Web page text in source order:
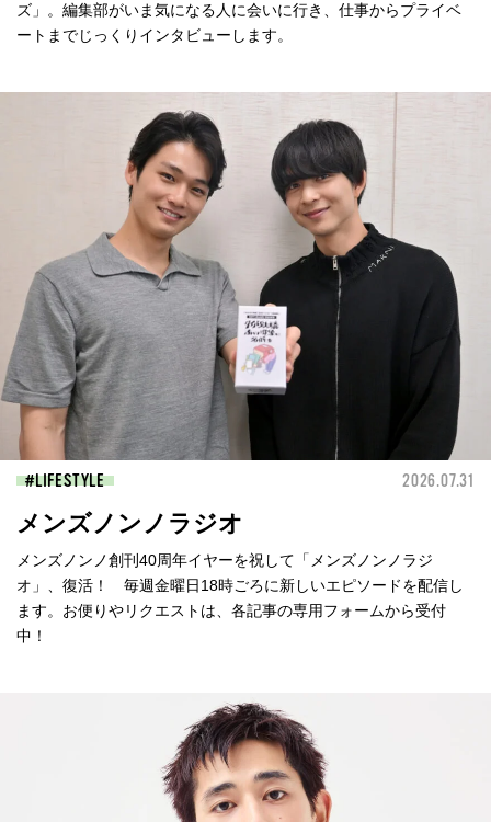
ズ」。編集部がいま気になる人に会いに行き、仕事からプライベ
ートまでじっくりインタビューします。
LIFESTYLE 2026.07.31
メンズノンノラジオ
メンズノンノ創刊40周年イヤーを祝して「メンズノンノラジ
オ」、復活！ 毎週金曜日18時ごろに新しいエピソードを配信し
ます。お便りやリクエストは、各記事の専用フォームから受付
中！